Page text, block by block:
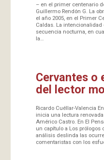
– en el primer centenario
Guillermo Rendón G. La
el año 2005, en el Primer
Caldas. La
secuencia nocturna, en
la…
Cervantes o
del lector
Ricardo Cuéllar-Valencia
inicia una lectura
Américo Castro. En El
un capítulo a Los prólogos
análisis deslinda las
comentaristas con los